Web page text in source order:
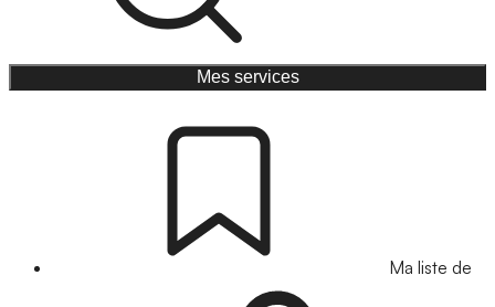
Mes services
Ma liste de